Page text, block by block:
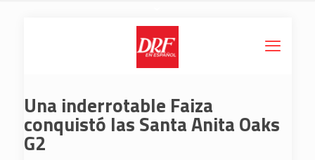
Una inderrotable Faiza
conquistó las Santa Anita Oaks
G2